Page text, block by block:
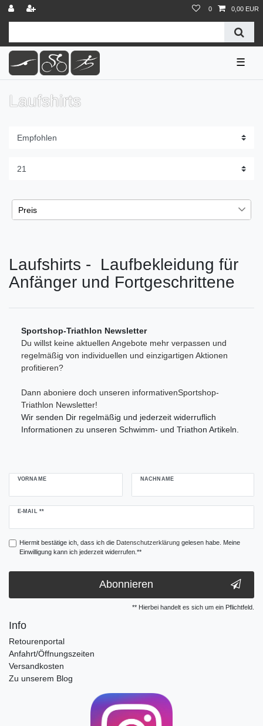
0 0,00 EUR
☰
Laufshirts
Preis
Übernehmen
Laufshirts - Laufbekleidung für
Anfänger und Fortgeschrittene
Sportshop-Triathlon Newsletter
Du willst keine aktuellen Angebote mehr verpassen und
regelmäßig von individuellen und einzigartigen Aktionen
profitieren?
Dann aboniere doch unseren informativenSportshop-
Triathlon Newsletter!
Wir senden Dir regelmäßig und jederzeit widerruflich
Informationen zu unseren Schwimm- und Triathon Artikeln.
VORNAME NACHNAME
E-MAIL **
Newsletter
Hiermit bestätige ich, dass ich die Daten­schutz­erklärunggelesen habe. Meine
Einwilligung kann ich jederzeit widerrufen.**
Abonnieren
** Hierbei handelt es sich um ein Pflichtfeld.
Info
Retourenportal
Anfahrt/Öffnungszeiten
Versandkosten
Zu unserem Blog